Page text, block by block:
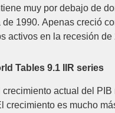
muy por debajo de
1990. Apenas creció
activos en la recesión de
Tables 9.1 IIR series
actual del PIB
crecimiento es mucho